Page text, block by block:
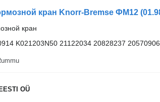
кран
K021203N50 21122034 20828237 20570906
OÜ